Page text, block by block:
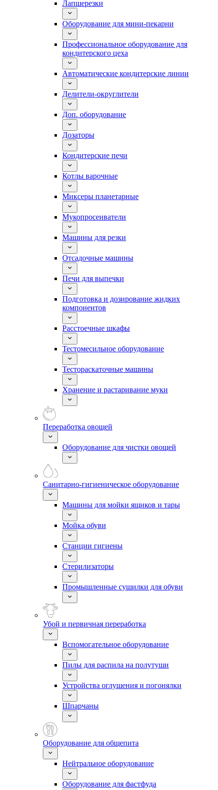
Лапшерезки
Оборудование для мини-пекарни
Профессиональное оборудование для
кондитерского цеха
Автоматические кондитерские линии
Делители-округлители
Доп. оборудование
Дозаторы
Кондитерские печи
Котлы варочные
Миксеры планетарные
Мукопросеиватели
Машины для резки
Отсадочные машины
Печи для выпечки
Подготовка и дозирование жидких
компонентов
Расстоечные шкафы
Тестомесильное оборудование
Тестораскаточные машины
Хранение и растаривание муки
Переработка овощей
Оборудование для чистки овощей
Санитарно-гигиеническое оборудование
Машины для мойки ящиков и тары
Мойка обуви
Станции гигиены
Стерилизаторы
Промышленные сушилки для обуви
Убой и первичная переработка
Вспомогательное оборудование
Пилы для распила на полутуши
Устройства оглушения и погонялки
Шпарчаны
Оборудование для общепита
Нейтральное оборудование
Оборудование для фастфуда